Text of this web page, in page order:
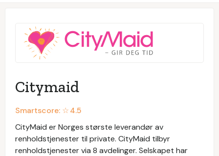
Citymaid
Smartscore: ☆4.5
CityMaid er Norges største leverandør av
renholdstjenester til private. CityMaid tilbyr
renholdstjenester via 8 avdelinger. Selskapet har